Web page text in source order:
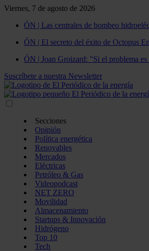
Viernes, 7 de agosto de 2026
ÓN | Las centrales de bombeo
ÓN | El secreto del éxito de Octopus
ÓN | Joan Groizard: "Si el problema
Suscríbete a nuestra Newsletter
Secciones
Opinión
Política energética
Renovables
Mercados
Eléctricas
Petróleo & Gas
Videopodcast
NET ZERO
Movilidad
Almacenamiento
Startups & Innovación
Hidrógeno
Top 10
Tech